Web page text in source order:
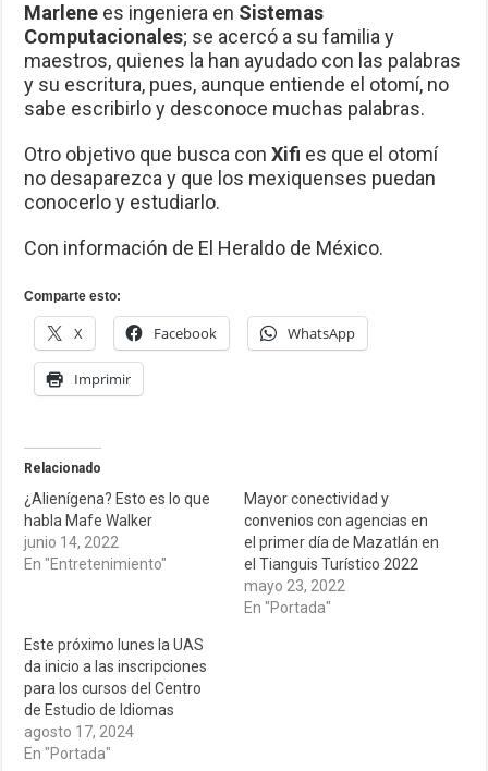
Marlene es ingeniera en Sistemas
Computacionales; se acercó a su familia y
maestros, quienes la han ayudado con las palabras
y su escritura, pues, aunque entiende el otomí, no
sabe escribirlo y desconoce muchas palabras.
Otro objetivo que busca conXifi es que el otomí
no desaparezca y que los mexiquenses puedan
conocerlo y estudiarlo.
Con información de El Heraldo de México.
Comparte esto:
X Facebook WhatsApp
Imprimir
Relacionado
¿Alienígena? Esto es lo que
habla Mafe Walker
junio 14, 2022
En "Entretenimiento"
Mayor conectividad y
convenios con agencias en
el primer día de Mazatlán en
el Tianguis Turístico 2022
mayo 23, 2022
En "Portada"
Este próximo lunes la UAS
da inicio a las inscripciones
para los cursos del Centro
de Estudio de Idiomas
agosto 17, 2024
En "Portada"